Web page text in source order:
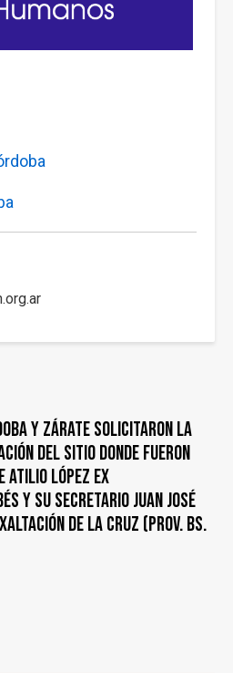
Y ZÁRATE SOLICITARON LA
DEL SITIO DONDE FUERON
ATILIO LÓPEZ EX
Y SU SECRETARIO JUAN JOSÉ
DE LA CRUZ (PROV. BS.